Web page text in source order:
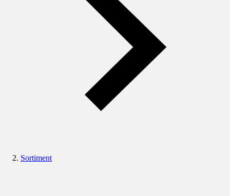
Sortiment